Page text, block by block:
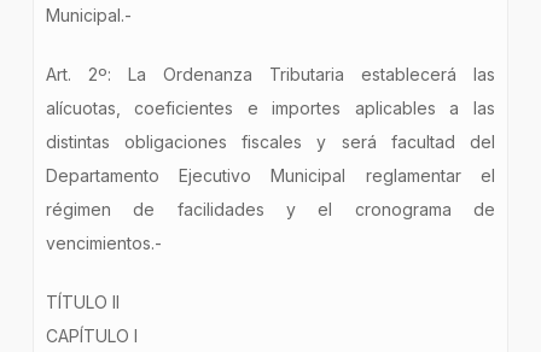
Municipal.-
Art. 2º: La Ordenanza Tributaria establecerá las
alícuotas, coeficientes e importes aplicables a las
distintas obligaciones fiscales y será facultad del
Departamento Ejecutivo Municipal reglamentar el
régimen de facilidades y el cronograma de
vencimientos.-
TÍTULO II
CAPÍTULO I